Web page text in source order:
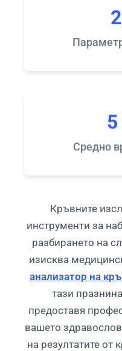
Средно
Кръвните
инструменти за
разбирането на
изисква
анализатор на
тази
предоставя
вашето
на резултатите от